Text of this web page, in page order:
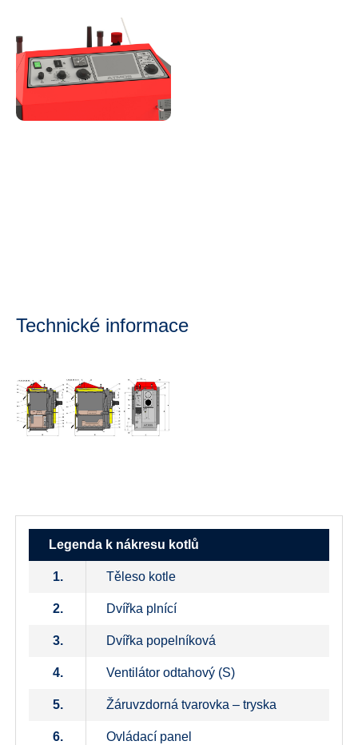
Technické informace
Legenda k nákresu kotlů
1. Těleso kotle
2. Dvířka plnící
3. Dvířka popelníková
4. Ventilátor odtahový (S)
5. Žáruvzdorná tvarovka – tryska
6. Ovládací panel